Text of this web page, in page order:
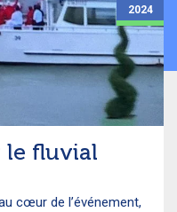
le fluvial
cœur de l’événement,
2024